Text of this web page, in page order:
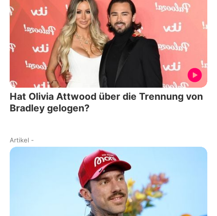
Hat Olivia Attwood über die Trennung von
Bradley gelogen?
Artikel -